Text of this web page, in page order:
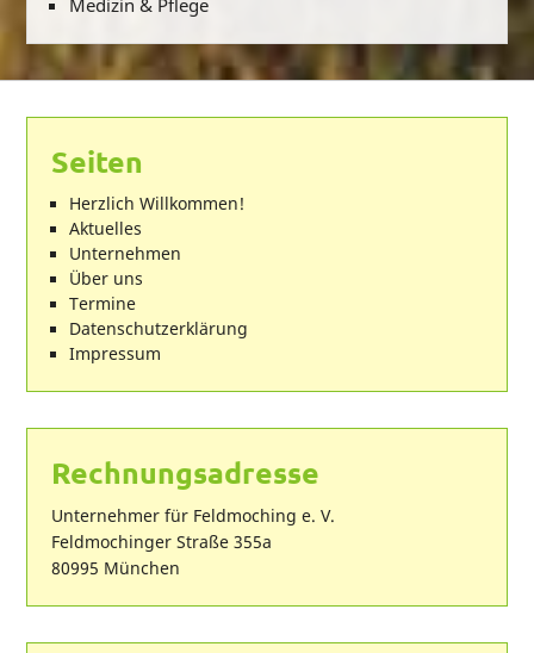
Medizin & Pflege
Seiten
Herzlich Willkommen!
Aktuelles
Unternehmen
Über uns
Termine
Datenschutzerklärung
Impressum
Rechnungsadresse
Unternehmer für Feldmoching e. V.
Feldmochinger Straße 355a
80995 München